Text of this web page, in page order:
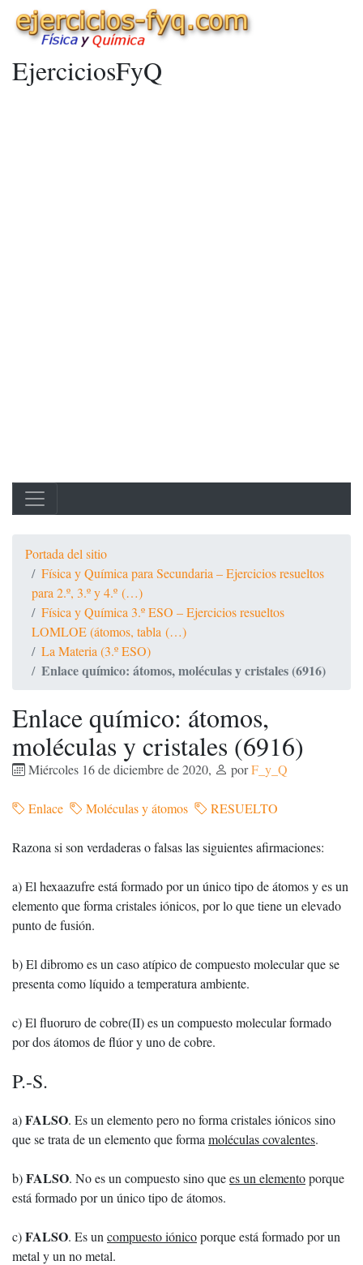
EjerciciosFyQ
Portada del sitio
Física y Química para Secundaria – Ejercicios resueltos
para 2.º, 3.º y 4.º (…)
Física y Química 3.º ESO – Ejercicios resueltos
LOMLOE (átomos, tabla (…)
La Materia (3.º ESO)
Enlace químico: átomos, moléculas y cristales (6916)
Enlace químico: átomos,
moléculas y cristales (6916)
Miércoles 16 de diciembre de 2020, porF_y_Q
Enlace Moléculas y átomos RESUELTO
Razona si son verdaderas o falsas las siguientes afirmaciones:
a) El hexaazufre está formado por un único tipo de átomos y es un
elemento que forma cristales iónicos, por lo que tiene un elevado
punto de fusión.
b) El dibromo es un caso atípico de compuesto molecular que se
presenta como líquido a temperatura ambiente.
c) El fluoruro de cobre(II) es un compuesto molecular formado
por dos átomos de flúor y uno de cobre.
P.-S.
a)FALSO. Es un elemento pero no forma cristales iónicos sino
que se trata de un elemento que forma moléculas covalentes.
b)FALSO. No es un compuesto sino quees un elementoporque
está formado por un único tipo de átomos.
c)FALSO. Es un compuesto iónicoporque está formado por un
metal y un no metal.